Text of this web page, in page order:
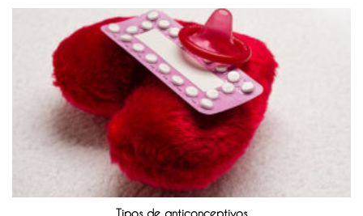
Tipos de anticonceptivos